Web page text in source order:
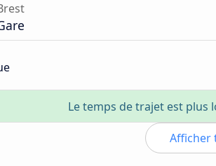
Le temps de trajet est plus
Afficher